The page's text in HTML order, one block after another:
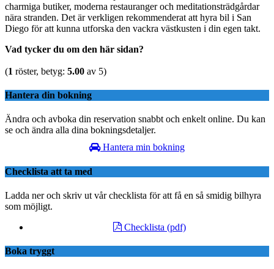
charmiga butiker, moderna restauranger och meditationsträdgårdar
nära stranden. Det är verkligen rekommenderat att hyra bil i San
Diego för att kunna utforska den vackra västkusten i din egen takt.
Vad tycker du om den här sidan?
(1 röster, betyg: 5.00 av 5)
Hantera din bokning
Ändra och avboka din reservation snabbt och enkelt online. Du kan
se och ändra alla dina bokningsdetaljer.
Hantera min bokning
Checklista att ta med
Ladda ner och skriv ut vår checklista för att få en så smidig bilhyra
som möjligt.
Checklista (pdf)
Boka tryggt